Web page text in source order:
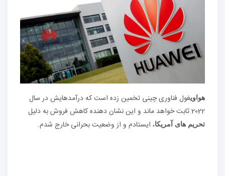
هواویغول فناوری چینی تخمین زده است که درآمدهایش در سال
2022 ثابت خواهد ماند و این نشان دهنده کاهش فروش به دلیل
تحریم های آمریکا، ایستادم و از وضعیت بحرانی خارج شدم.